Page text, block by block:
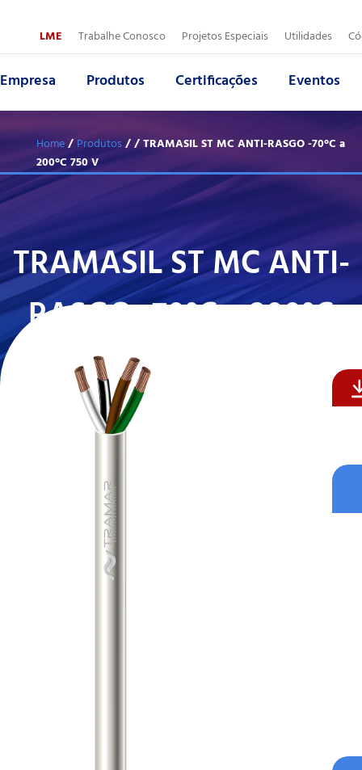
LME Trabalhe Conosco Projetos Especiais Utilidades
Empresa Produtos Certificações Eventos
Nome:*
Ramo de atividade:*
E-mail:*
Mensagem:
Trabalhe
Nome:*
E-mail:*
Mensagem:*
Formatos aceitos para
Enviar
Home /Produtos // TRAMASIL ST MC ANTI-RASGO -70°C a
200°C 750 V
TRAMASIL ST MC ANTI-
RASGO -70°C a 200°C
Voltar